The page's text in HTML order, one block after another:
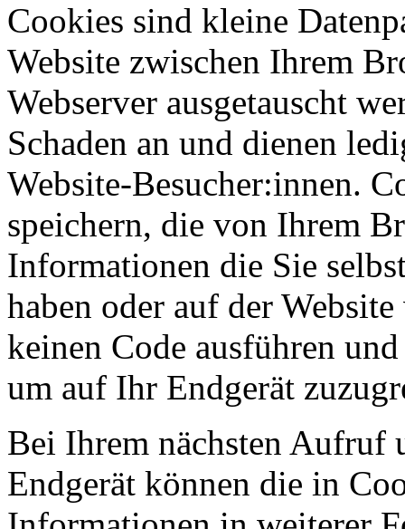
Cookies sind kleine
Website zwischen Ihrem
Webserver ausgetauscht
Schaden an und dienen
Website-Besucher:innen.
speichern, die von Ihrem
Informationen die Sie
haben oder auf der
keinen Code ausführen
um auf Ihr Endgerät
Bei Ihrem nächsten Aufruf
Endgerät können die in